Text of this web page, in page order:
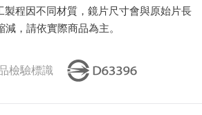
製程因不同材質，鏡片尺寸會與原始片長
減，請依實際商品為主。
檢驗標識